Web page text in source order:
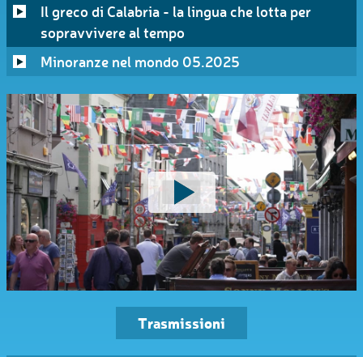
Il greco di Calabria - la lingua che lotta per
sopravvivere al tempo
Minoranze nel mondo 05.2025
Trasmissioni